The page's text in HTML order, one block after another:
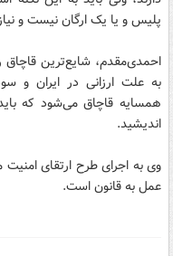
پلیس و یا یک ارگان نیست و
احمدی‌مقدم، شایع‌ترین
به علت ارزانی در ایران و
همسایه قاچاق می‌شود که
اندیشید.
وی به اجرای طرح ارتقای
عمل به قانون است.